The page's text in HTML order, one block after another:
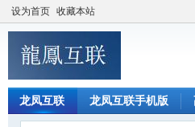
设为首页 收藏本站
龙凤互联 龙凤互联手机版